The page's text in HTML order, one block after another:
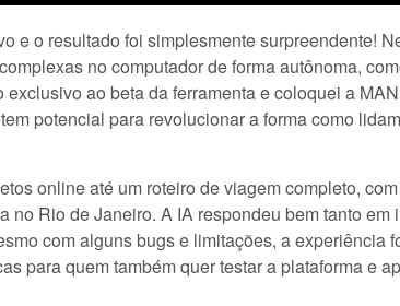
e o resultado foi simplesmente surpreendente!
no computador de forma autônoma,
ao beta da ferramenta e coloquei a
potencial para revolucionar a forma como
online até um roteiro de viagem completo,
no Rio de Janeiro. A IA respondeu bem tanto em
com alguns bugs e limitações, a experiência
para quem também quer testar a plataforma e